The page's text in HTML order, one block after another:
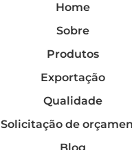
Home
Sobre
Produtos
Exportação
Qualidade
Solicitação de